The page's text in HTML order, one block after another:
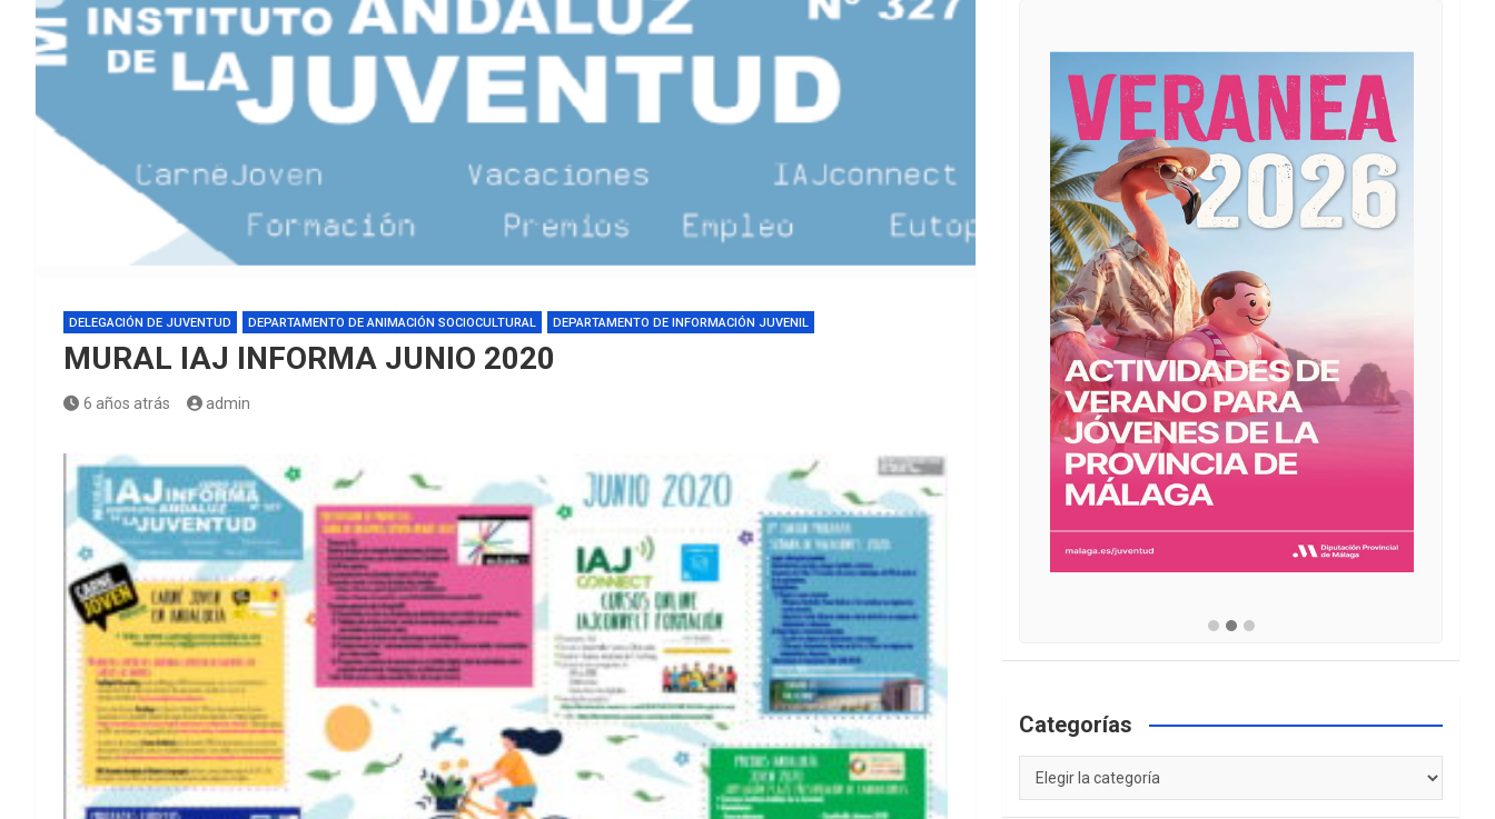
DELEGACIÓN DE JUVENTUD DEPARTAMENTO DE ANIMACIÓN SOCIOCULTURAL DEPARTAMENTO DE INFORMACIÓN JUVENIL
MURAL IAJ INFORMA JUNIO 2020
6 años atrás admin
Categorías
Categorías